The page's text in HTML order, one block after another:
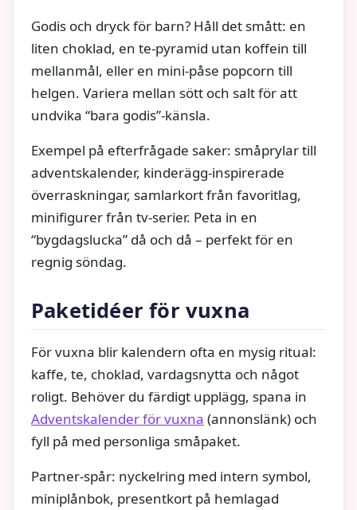
Godis och dryck för barn? Håll det smått: en
liten choklad, en te-pyramid utan koffein till
mellanmål, eller en mini-påse popcorn till
helgen. Variera mellan sött och salt för att
undvika “bara godis”-känsla.
Exempel på efterfrågade saker: småprylar till
adventskalender, kinderägg-inspirerade
överraskningar, samlarkort från favoritlag,
minifigurer från tv-serier. Peta in en
“bygdagslucka” då och då – perfekt för en
regnig söndag.
Paketidéer för vuxna
För vuxna blir kalendern ofta en mysig ritual:
kaffe, te, choklad, vardagsnytta och något
roligt. Behöver du färdigt upplägg, spana in
Adventskalender för vuxna (annonslänk) och
fyll på med personliga småpaket.
Partner-spår: nyckelring med intern symbol,
miniplånbok, presentkort på hemlagad